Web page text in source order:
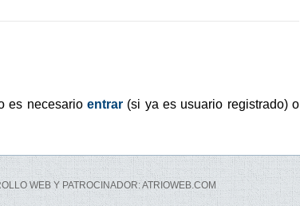
es necesario entrar (si ya es usuario registrado) o
WEB Y PATROCINADOR: ATRIOWEB.COM